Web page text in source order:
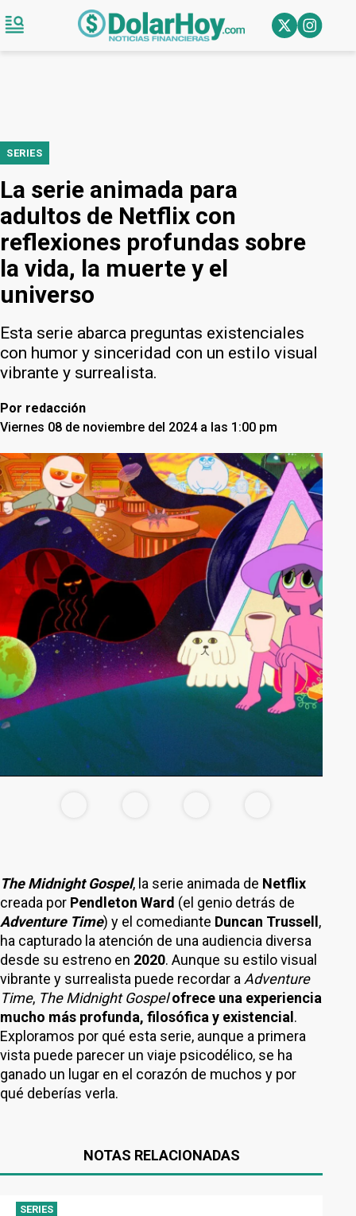
SERIES
La serie animada para
adultos de Netflix con
reflexiones profundas sobre
la vida, la muerte y el
universo
Esta serie abarca preguntas existenciales
con humor y sinceridad con un estilo visual
vibrante y surrealista.
Por redacción
Viernes 08 de noviembre del 2024 a las 1:00 pm
The Midnight Gospel, la serie animada de Netflix
creada por Pendleton Ward (el genio detrás de
Adventure Time) y el comediante Duncan Trussell ,
ha capturado la atención de una audiencia diversa
desde su estreno en 2020. Aunque su estilo visual
vibrante y surrealista puede recordar a Adventure
Time, The Midnight Gospel ofrece una experiencia
mucho más profunda, filosófica y existencial .
Exploramos por qué esta serie, aunque a primera
vista puede parecer un viaje psicodélico, se ha
ganado un lugar en el corazón de muchos y por
qué deberías verla.
NOTAS RELACIONADAS
SERIES